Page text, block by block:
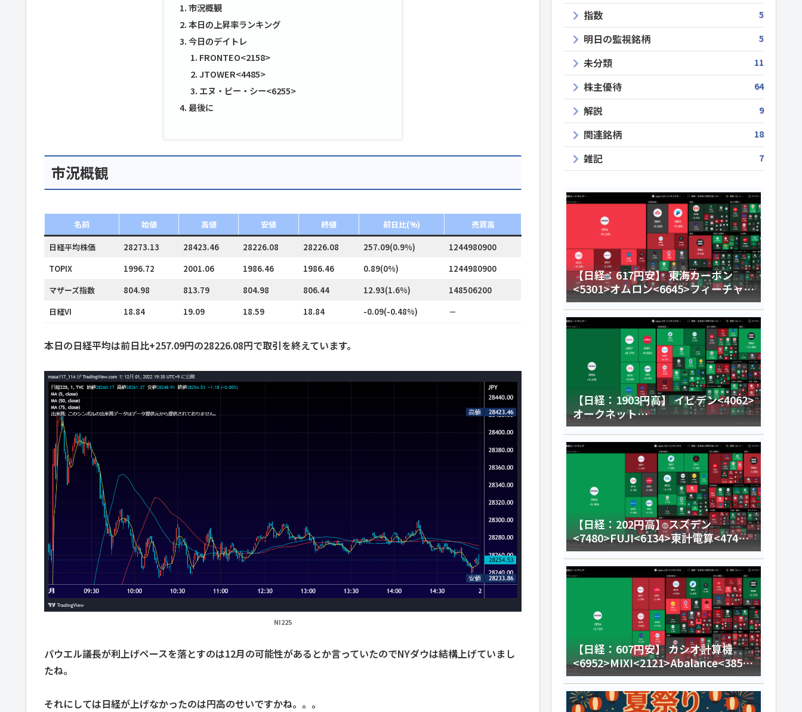
市況概観
本日の上昇率ランキング
今日のデイトレ
FRONTEO<2158>
JTOWER<4485>
エヌ・ピー・シー<6255>
最後に
市況概観
名前 始値 高値 安値 終値 前日比(%)
売買高
日経平均株価
28273.13 28423.46 28226.08 28226.08 257.09(0.9%)
1244980900
TOPIX
1996.72 2001.06 1986.46 1986.46 0.89(0%)
1244980900
マザーズ指数
804.98 813.79 804.98 806.44 12.93(1.6%)
148506200
日経VI
18.84 19.09 18.59 18.84 -0.09(-0.48%) －
本日の日経平均は前日比+257.09円の28226.08円で取引を終えています。
NI225
パウエル議長が利上げペースを落とすのは12月の可能性があるとか言っていたのでNYダウは結構上げていまし
たね。
それにしては日経が上げなかったのは円高のせいですかね。。。
指数 5
明日の監視銘柄 5
未分類 11
株主優待 64
解説 9
関連銘柄 18
雑記 7
【日経：617円安】 東海カーボン
<5301>オムロン<6645>フィーチャ
<4052>今日のデイトレ8月6日
【日経：1903円高】 イビデン<4062>
オークネット
<3964>HENNGE<4475>今日のデイ
トレ8月5日
【日経：202円高】 スズデン
<7480>FUJI<6134>東計電算<4746>
今日のデイトレ8月4日
【日経：607円安】 カシオ計算機
<6952>MIXI<2121>Abalance<3856
>今日のデイトレ8月3日